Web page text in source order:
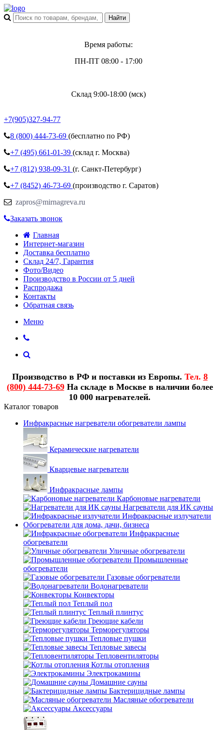
Время работы:
ПН-ПТ 08:00 - 17:00
Склад 9:00-18:00 (мск)
+7(905)327-94-77
8 (800) 444-73-69 (бесплатно по РФ)
+7 (495) 661-01-39 (склад г. Москва)
+7 (812) 938-09-31 (г. Санкт-Петербург)
+7 (8452) 46-73-69 (производство г. Саратов)
zapros@mirnagreva.ru
Заказать звонок
Главная
Интернет-магазин
Доставка бесплатно
Склад 24/7, Гарантия
Фото/Видео
Производство в России от 5 дней
Распродажа
Контакты
Обратная связь
Меню
Производство в РФ и поставки из Европы. Тел. 8
(800) 444-73-69На складе в Москве в наличии более
10 000 нагревателей.
Каталог товаров
Инфракрасные нагреватели обогреватели лампы
Керамические нагреватели
Кварцевые нагреватели
Инфракрасные лампы
Карбоновые нагреватели
Нагреватели для ИК сауны
Инфракрасные излучатели
Обогреватели для дома, дачи, бизнеса
Инфракрасные
обогреватели
Уличные обогреватели
Промышленные
обогреватели
Газовые обогреватели
Водонагреватели
Конвекторы
Теплый пол
Теплый плинтус
Греющие кабели
Терморегуляторы
Тепловые пушки
Тепловые завесы
Тепловентиляторы
Котлы отопления
Электрокамины
Домашние сауны
Бактерицидные лампы
Масляные обогреватели
Аксессуары